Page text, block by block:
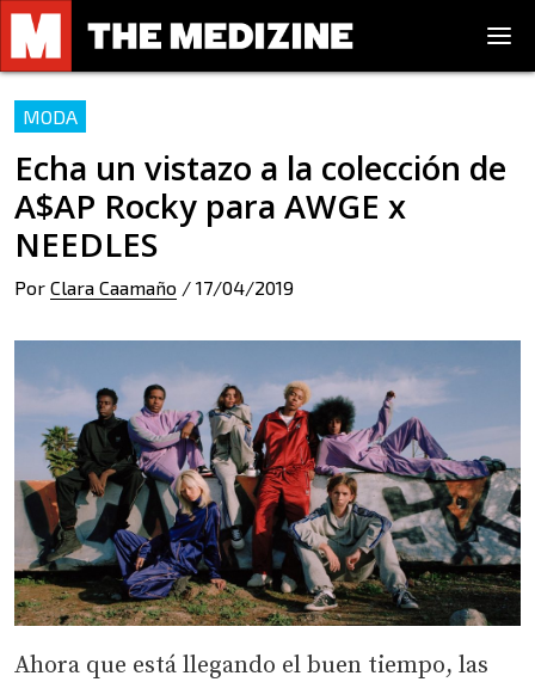
MODA
Echa un vistazo a la colección de
A$AP Rocky para AWGE x
NEEDLES
Por Clara Caamaño / 17/04/2019
Ahora que está llegando el buen tiempo, las